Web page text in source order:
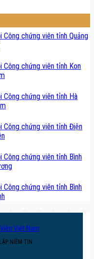
Công chứng viên tỉnh Quảng
Công chứng viên tỉnh Kon
Công chứng viên tỉnh Hà
Công chứng viên tỉnh Điện
Công chứng viên tỉnh Bình
Công chứng viên tỉnh Bình
NIỀM TIN